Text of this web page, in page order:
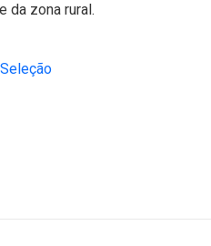
da zona rural.